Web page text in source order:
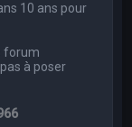
10 ans pour
forum
à poser